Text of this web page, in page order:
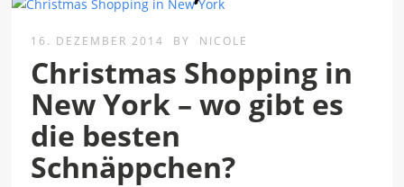
16. DEZEMBER 2014 BY NICOLE
Christmas Shopping in
New York – wo gibt es
die besten
Schnäppchen?